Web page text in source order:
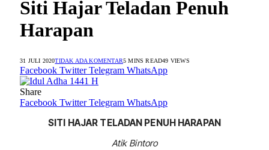
Siti Hajar Teladan Penuh
Harapan
31 JULI 2020TIDAK ADA KOMENTAR5 MINS READ49 VIEWS
Facebook Twitter Telegram WhatsApp
Share
Facebook Twitter Telegram WhatsApp
SITI HAJAR TELADAN PENUH HARAPAN
Atik Bintoro